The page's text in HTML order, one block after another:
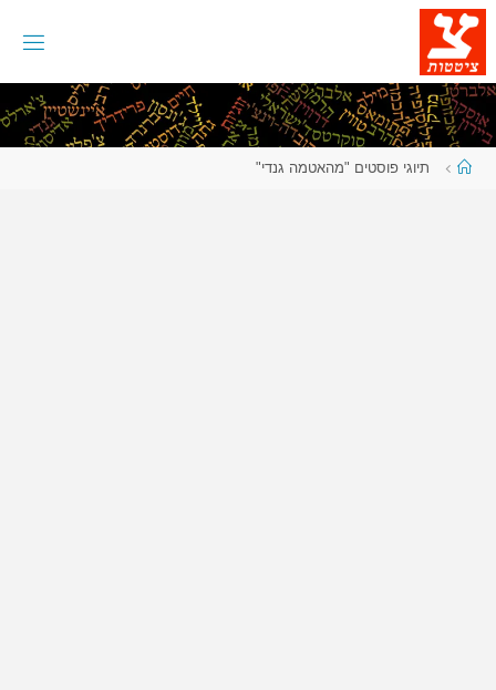
דלגו
לתוכן
עמודתיוגי פוסטים "מהאטמה גנדי"